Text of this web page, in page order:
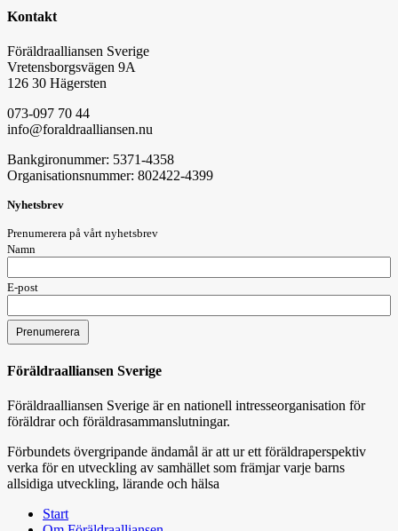
Kontakt
Föräldraalliansen Sverige
Vretensborgsvägen 9A
126 30 Hägersten
073-097 70 44
info@foraldraalliansen.nu
Bankgironummer: 5371-4358
Organisationsnummer: 802422-4399
Nyhetsbrev
Prenumerera på vårt nyhetsbrev
Namn
E-post
Föräldraalliansen Sverige
Föräldraalliansen Sverige är en nationell intresseorganisation för
föräldrar och föräldrasammanslutningar.
Förbundets övergripande ändamål är att ur ett föräldraperspektiv
verka för en utveckling av samhället som främjar varje barns
allsidiga utveckling, lärande och hälsa
Start